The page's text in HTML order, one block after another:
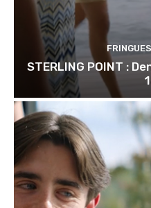
STERLING POINT :